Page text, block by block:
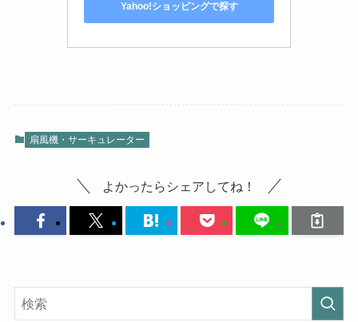
Yahoo!ショッピングで探す
扇風機・サーキュレーター
よかったらシェアしてね！